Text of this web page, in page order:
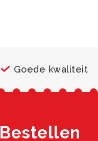
Goede kwaliteit
Bestellen